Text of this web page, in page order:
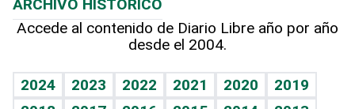
Hablando con el pediatra
Vida y familia
Línea de hit
TBT Deportivo
Hecho en casa
Guía del dinero
Cumpleaños
Horóscopos
ARCHIVO HISTÓRICO
Accede al contenido de Diario Libre año por año
desde el 2004.
2024 2023 2022 2021 2020
2019